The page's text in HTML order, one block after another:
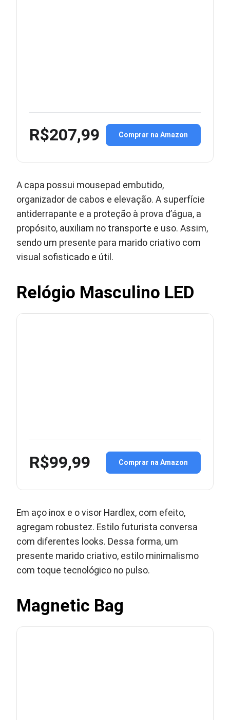
R$207,99 Comprar na Amazon
A capa possui mousepad embutido,
organizador de cabos e elevação. A superfície
antiderrapante e a proteção à prova d’água, a
propósito, auxiliam no transporte e uso. Assim,
sendo um presente para marido criativo com
visual sofisticado e útil.
Relógio Masculino LED
R$99,99 Comprar na Amazon
Em aço inox e o visor Hardlex, com efeito,
agregam robustez. Estilo futurista conversa
com diferentes looks. Dessa forma, um
presente marido criativo, estilo minimalismo
com toque tecnológico no pulso.
Magnetic Bag